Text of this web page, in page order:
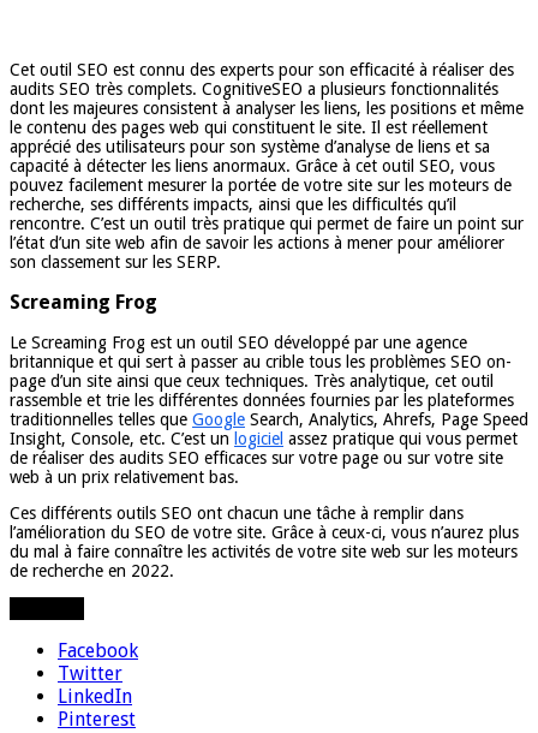
Cet outil SEO est connu des experts pour son efficacité à réaliser des
audits SEO très complets. CognitiveSEO a plusieurs fonctionnalités
dont les majeures consistent à analyser les liens, les positions et même
le contenu des pages web qui constituent le site. Il est réellement
apprécié des utilisateurs pour son système d’analyse de liens et sa
capacité à détecter les liens anormaux. Grâce à cet outil SEO, vous
pouvez facilement mesurer la portée de votre site sur les moteurs de
recherche, ses différents impacts, ainsi que les difficultés qu’il
rencontre. C’est un outil très pratique qui permet de faire un point sur
l’état d’un site web afin de savoir les actions à mener pour améliorer
son classement sur les SERP.
Screaming Frog
Le Screaming Frog est un outil SEO développé par une agence
britannique et qui sert à passer au crible tous les problèmes SEO on-
page d’un site ainsi que ceux techniques. Très analytique, cet outil
rassemble et trie les différentes données fournies par les plateformes
traditionnelles telles que Google Search, Analytics, Ahrefs, Page Speed
Insight, Console, etc. C’est un logiciel assez pratique qui vous permet
de réaliser des audits SEO efficaces sur votre page ou sur votre site
web à un prix relativement bas.
Ces différents outils SEO ont chacun une tâche à remplir dans
l’amélioration du SEO de votre site. Grâce à ceux-ci, vous n’aurez plus
du mal à faire connaître les activités de votre site web sur les moteurs
de recherche en 2022.
Facebook
Twitter
LinkedIn
Pinterest